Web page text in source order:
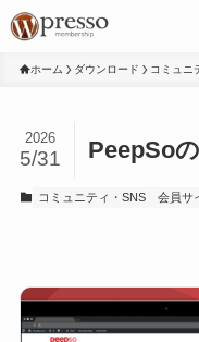
ホーム ダウンロード コミュニ
PeepSo
2026
5/31
コミュニティ・SNS 会員サ